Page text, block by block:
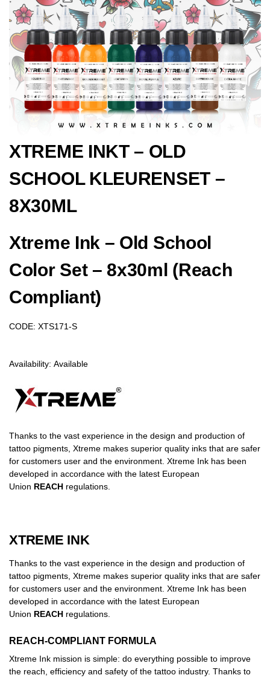
XTREME INKT – OLD
SCHOOL KLEURENSET –
8X30ML
Xtreme Ink – Old School
Color Set – 8x30ml (Reach
Compliant)
CODE: XTS171-S
Availability: Available
Thanks to the vast experience in the design and production of
tattoo pigments, Xtreme makes superior quality inks that are safer
for customers user and the environment. Xtreme Ink has been
developed in accordance with the latest European
Union REACH regulations.
XTREME INK
Thanks to the vast experience in the design and production of
tattoo pigments, Xtreme makes superior quality inks that are safer
for customers user and the environment. Xtreme Ink has been
developed in accordance with the latest European
Union REACH regulations.
REACH-COMPLIANT FORMULA
Xtreme Ink mission is simple: do everything possible to improve
the reach, efficiency and safety of the tattoo industry. Thanks to